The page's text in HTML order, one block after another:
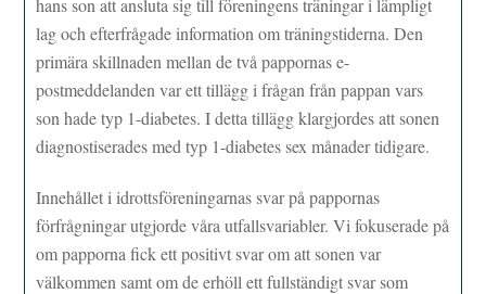
hans son att ansluta sig till föreningens träningar i lämpligt
lag och efterfrågade information om träningstiderna. Den
primära skillnaden mellan de två pappornas e-
postmeddelanden var ett tillägg i frågan från pappan vars
son hade typ 1-diabetes. I detta tillägg klargjordes att sonen
diagnostiserades med typ 1-diabetes sex månader tidigare.
Innehållet i idrottsföreningarnas svar på pappornas
förfrågningar utgjorde våra utfallsvariabler. Vi fokuserade på
om papporna fick ett positivt svar om att sonen var
välkommen samt om de erhöll ett fullständigt svar som